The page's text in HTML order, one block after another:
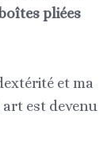
pliées
et ma
est devenu